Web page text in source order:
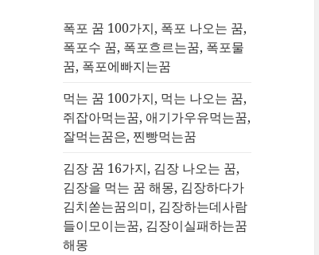
폭포 꿈 100가지, 폭포 나오는 꿈,
폭포수 꿈, 폭포흐르는꿈, 폭포물
꿈, 폭포에빠지는꿈
먹는 꿈 100가지, 먹는 나오는 꿈,
쥐잡아먹는꿈, 애기가우유먹는꿈,
잘먹는꿈은, 찐빵먹는꿈
김장 꿈 16가지, 김장 나오는 꿈,
김장을 먹는 꿈 해몽, 김장하다가
김치쏟는꿈의미, 김장하는데사람
들이모이는꿈, 김장이실패하는꿈
해몽